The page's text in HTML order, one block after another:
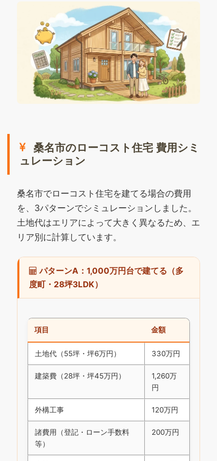
桑名市のローコスト住宅 費用シミ
ュレーション
桑名市でローコスト住宅を建てる場合の費用
を、3パターンでシミュレーションしました。
土地代はエリアによって大きく異なるため、エ
リア別に計算しています。
パターンA：1,000万円台で建てる（多
度町・28坪3LDK）
項目 金額
土地代（55坪・坪6万円） 330万円
建築費（28坪・坪45万円）
1,260万
円
外構工事 120万円
諸費用（登記・ローン手数料
等）
200万円